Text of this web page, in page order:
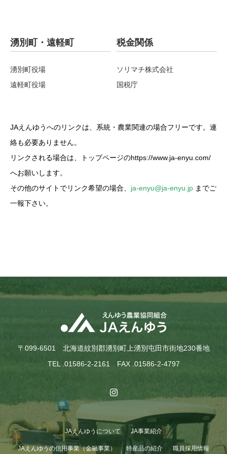
湧別町・遠軽町
湧別町役場
遠軽町役場
税金関係
ソリマチ株式会社
国税庁
JAえんゆうへのリンクは、系統・農業関連の場合フリーです。連
絡も必要ありません。
リンクされる場合は、トップページのhttps://www.ja-enyu.com/
へお願いします。
その他のサイトでリンク希望の場合、 ja-enyu@ja-enyu.jp までご
一報下さい。
〒099-6501 北海道紋別郡湧別町上湧別屯田市街地230番地
TEL .01586-2-2161 FAX .01586-2-4797
JAえんゆうについて JA事業紹介
JAえんゆうの信用事業（金融事業） 特産品の紹介 職員採用情報